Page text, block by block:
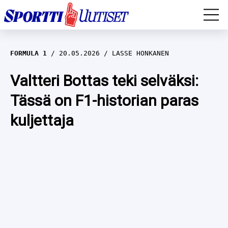
EM-YLEISURHEILU
JÄÄKIEKKO
YLEISURHEILU
WILMA HELTELÄ
TALVILAJIT
FORMULA 1 20.05.2026 LASSE HONKANEN
Valtteri Bottas teki selväksi:
Tässä on F1-historian paras
kuljettaja